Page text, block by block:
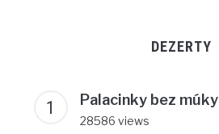
DEZERTY
Palacinky bez múky
28586 views